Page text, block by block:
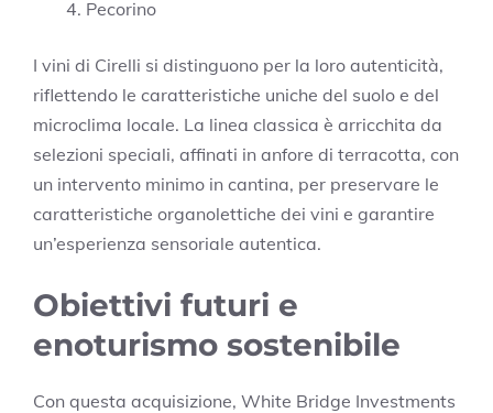
Pecorino
I vini di Cirelli si distinguono per la loro autenticità,
riflettendo le caratteristiche uniche del suolo e del
microclima locale. La linea classica è arricchita da
selezioni speciali, affinati in anfore di terracotta, con
un intervento minimo in cantina, per preservare le
caratteristiche organolettiche dei vini e garantire
un’esperienza sensoriale autentica.
Obiettivi futuri e
enoturismo sostenibile
Con questa acquisizione, White Bridge Investments